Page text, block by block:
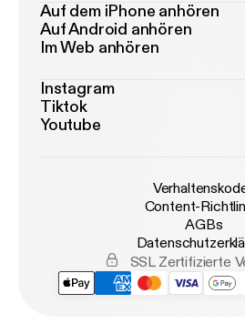
Auf dem iPhone anhören
Auf Android anhören
Im Web anhören
Instagram
Tiktok
Youtube
Content-
AGBs
SSL Zertifizierte